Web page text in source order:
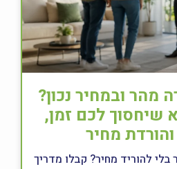
מהר ובמחיר נכון?
שיחסוך לכם זמן,
והורדת מחיר
בלי להוריד מחיר? קבלו מדריך